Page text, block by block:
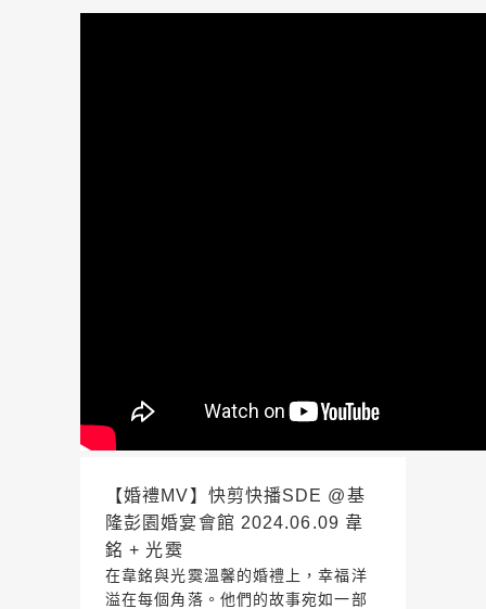
【婚禮MV】快剪快播SDE @基
隆彭園婚宴會館 2024.06.09 韋
銘 + 光霙
在韋銘與光霙溫馨的婚禮上，幸福洋
溢在每個角落。他們的故事宛如一部